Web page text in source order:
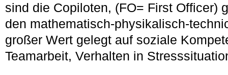
sind die Copiloten, (FO= First Officer)
den mathematisch-physikalisch-
großer Wert gelegt auf soziale
Teamarbeit, Verhalten in